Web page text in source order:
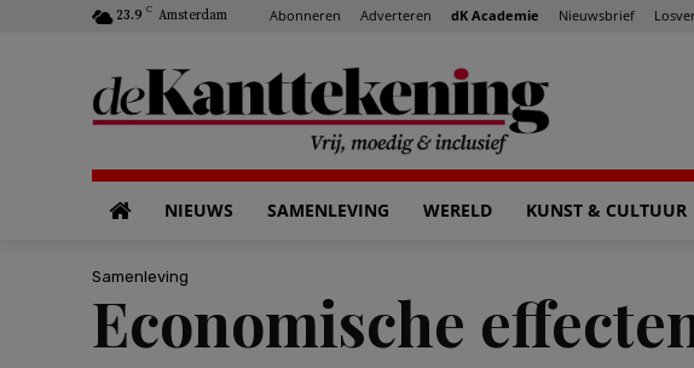
23.9 C Amsterdam Abonneren Adverteren dK Academie Nieuwsbrief
NIEUWS SAMENLEVING WERELD KUNST & CULTUUR
Samenleving
Economische